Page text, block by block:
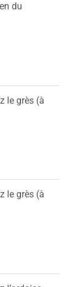
du
le grès (à
le grès (à